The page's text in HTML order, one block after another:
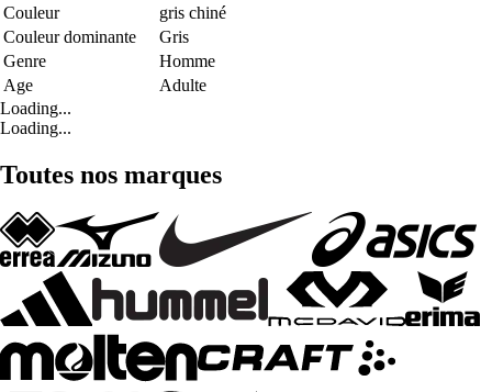
Couleur
gris chiné
Couleur dominante
Gris
Genre
Homme
Age
Adulte
Loading...
Loading...
Toutes nos marques